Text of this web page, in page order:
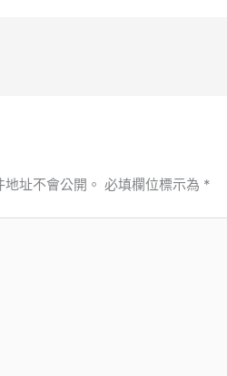
址不會公開。 必填欄位標示為 *